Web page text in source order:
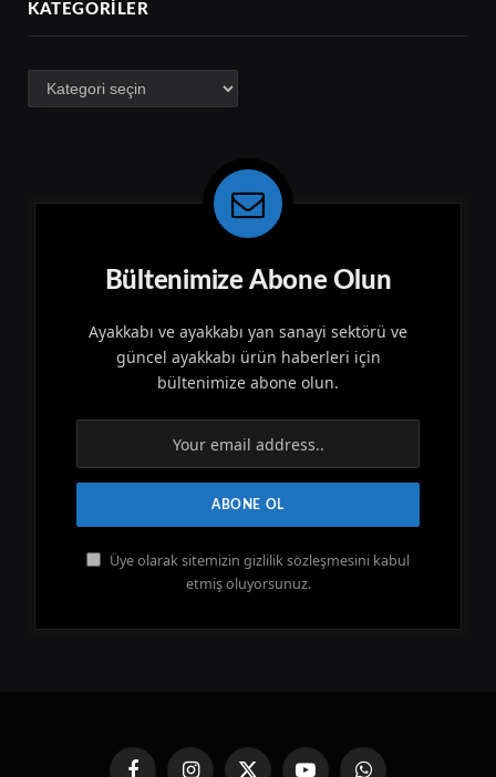
KATEGORILER
Kategoriler
Bültenimize Abone Olun
Ayakkabı ve ayakkabı yan sanayi sektörü ve
güncel ayakkabı ürün haberleri için
bültenimize abone olun.
Üye olarak sitemizin gizlilik sözleşmesini kabul
etmiş oluyorsunuz.